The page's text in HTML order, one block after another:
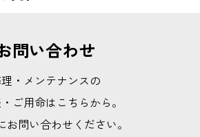
問い合わせ
・メンテナンスの
ご用命はこちらから。
お問い合わせください。